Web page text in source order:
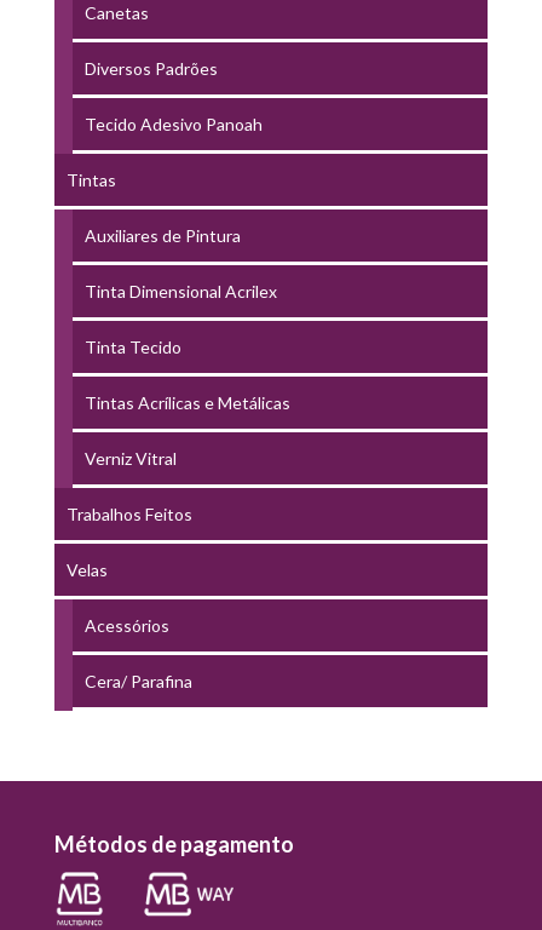
Canetas
Diversos Padrões
Tecido Adesivo Panoah
Tintas
Auxiliares de Pintura
Tinta Dimensional Acrilex
Tinta Tecido
Tintas Acrílicas e Metálicas
Verniz Vitral
Trabalhos Feitos
Velas
Acessórios
Cera/ Parafina
Métodos de pagamento